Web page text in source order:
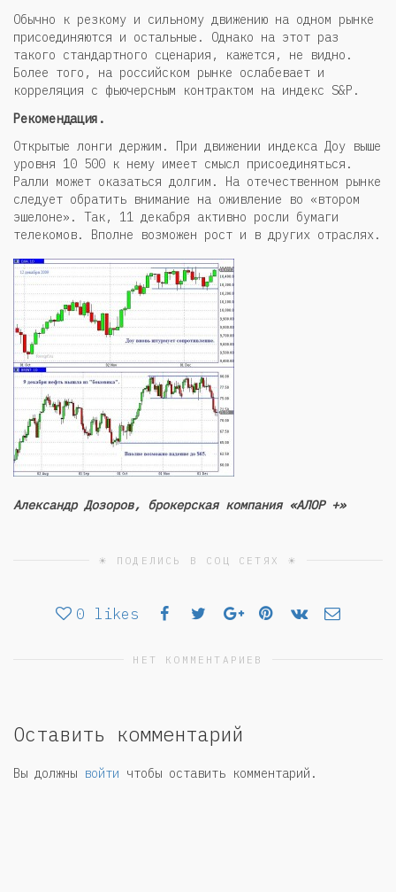
Обычно к резкому и сильному движению на одном рынке
присоединяются и остальные. Однако на этот раз
такого стандартного сценария, кажется, не видно.
Более того, на российском рынке ослабевает и
корреляция с фьючерсным контрактом на индекс S&P.
Рекомендация.
Открытые лонги держим. При движении индекса Доу выше
уровня 10 500 к нему имеет смысл присоединяться.
Ралли может оказаться долгим. На отечественном рынке
следует обратить внимание на оживление во «втором
эшелоне». Так, 11 декабря активно росли бумаги
телекомов. Вполне возможен рост и в других отраслях.
Александр Дозоров, брокерская компания «АЛОР +»
☀ ПОДЕЛИСЬ В СОЦ СЕТЯХ ☀
0 likes
НЕТ КОММЕНТАРИЕВ
Оставить комментарий
Вы должны войти чтобы оставить комментарий.